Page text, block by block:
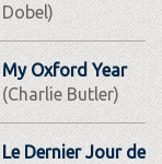
Dobel)
My Oxford Year
(Charlie Butler)
Le Dernier Jour de